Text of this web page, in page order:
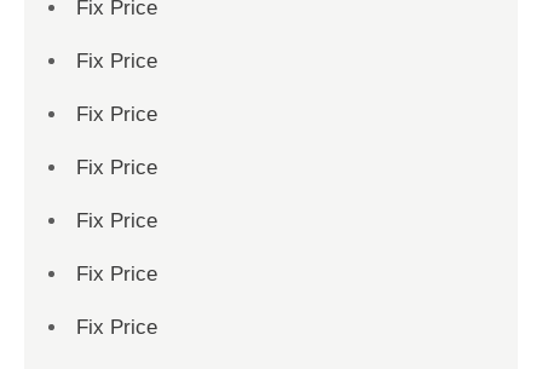
Fix Price
Fix Price
Fix Price
Fix Price
Fix Price
Fix Price
Fix Price